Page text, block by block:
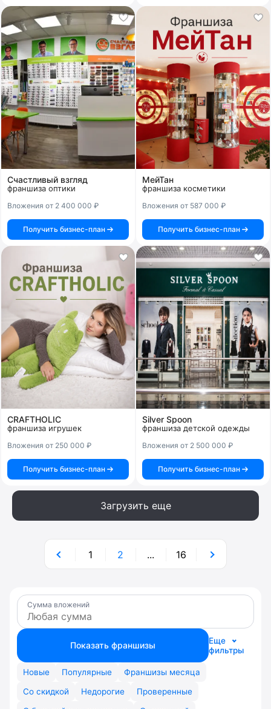
Счастливый взгляд
франшиза оптики
Вложения от 2 400 000 ₽
Получить бизнес-план
МейТан
франшиза косметики
Вложения от 587 000 ₽
Получить бизнес-план
CRAFTHOLIC
франшиза игрушек
Вложения от 250 000 ₽
Получить бизнес-план
Silver Spoon
франшиза детской одежды
Вложения от 2 500 000 ₽
Получить бизнес-план
Загрузить еще
1 2 ... 16
Сумма вложений
Показать франшизы
Еще
фильтры
Новые Популярные
Франшизы месяца
Со скидкой
Недорогие
Проверенные